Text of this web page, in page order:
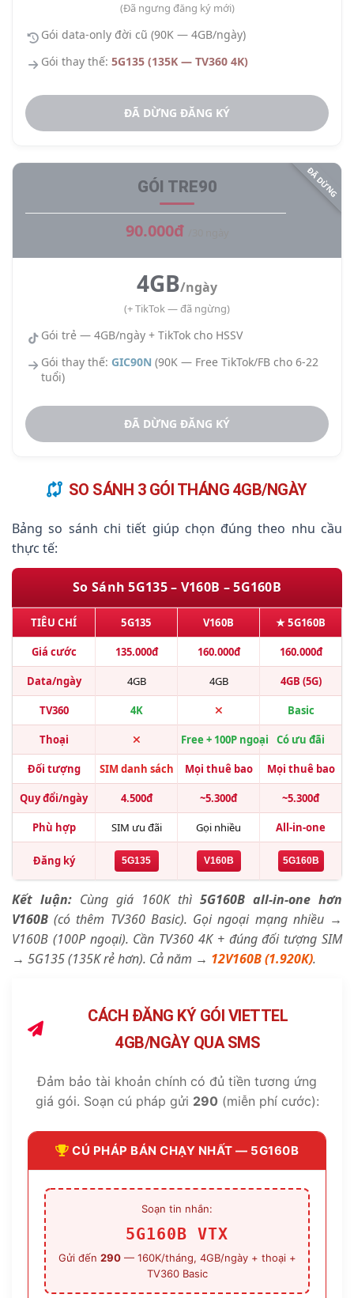
(Đã ngưng đăng ký mới)
Gói data-only đời cũ (90K — 4GB/ngày)
Gói thay thế: 5G135 (135K — TV360 4K)
ĐÃ DỪNG ĐĂNG KÝ
ĐÃ DỪNG
GÓI TRE90
90.000đ
4GB/ngày
(+ TikTok — đã ngừng)
Gói trẻ — 4GB/ngày + TikTok cho HSSV
Gói thay thế: GIC90N (90K — Free TikTok/FB cho 6-22
tuổi)
ĐÃ DỪNG ĐĂNG KÝ
SO SÁNH 3 GÓI THÁNG 4GB/NGÀY
Bảng so sánh chi tiết giúp chọn đúng theo nhu cầu
thực tế:
So Sánh 5G135 – V160B – 5G160B
TIÊU CHÍ 5G135 V160B ★ 5G160B
Giá cước 135.000đ 160.000đ 160.000đ
Data/ngày 4GB 4GB 4GB (5G)
TV360 4K Basic
Thoại Free + 100P ngoại Có ưu đãi
Đối tượng SIM danh sách Mọi thuê bao Mọi thuê bao
Quy đổi/ngày 4.500đ ~5.300đ ~5.300đ
Phù hợp SIM ưu đãi Gọi nhiều All-in-one
Đăng ký 5G135 V160B 5G160B
Kết luận: Cùng giá 160K thì 5G160B all-in-one hơn
V160B (có thêm TV360 Basic). Gọi ngoại mạng nhiều →
V160B (100P ngoại). Cần TV360 4K + đúng đối tượng SIM
→ 5G135 (135K rẻ hơn). Cả năm → 12V160B (1.920K).
CÁCH ĐĂNG KÝ GÓI VIETTEL
4GB/NGÀY QUA SMS
Đảm bảo tài khoản chính có đủ tiền tương ứng
giá gói. Soạn cú pháp gửi 290 (miễn phí cước):
CÚ PHÁP BÁN CHẠY NHẤT — 5G160B
Soạn tin nhắn:
5G160B VTX
Gửi đến 290— 160K/tháng, 4GB/ngày + thoại +
TV360 Basic